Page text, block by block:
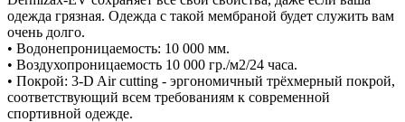
одежда грязная. Одежда с такой мембраной будет служить вам
очень долго.
• Водонепроницаемость: 10 000 мм.
• Воздухопроницаемость 10 000 гр./м2/24 часа.
• Покрой: 3-D Air cutting - эргономичный трёхмерный покрой,
соответствующий всем требованиям к современной
спортивной одежде.